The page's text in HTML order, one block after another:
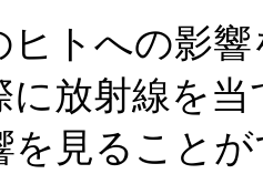
ヒトへの影
に放射線を
を見ること